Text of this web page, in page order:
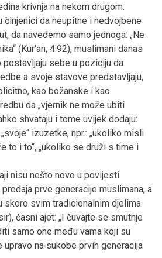
krivnja na nekom drugom.
činjenici da neupitne i nedvojbene
da navedemo samo jednoga: „Ne
(Kur'an, 4:92), muslimani danas
postavljaju sebe u poziciju da
a svoje stavove predstavljaju,
kao božanske i kao
da „vjernik ne može ubiti
shvataju i tome uvijek dodaju:
izuzetke, npr.: „ukoliko misli
to i to“, „ukoliko se druži s time i
nisu nešto novo u povijesti
prve generacije muslimana, a
skoro svim tradicionalnim djelima
časni ajet: „I čuvajte se smutnje
samo one među vama koji su
upravo na sukobe prvih generacija